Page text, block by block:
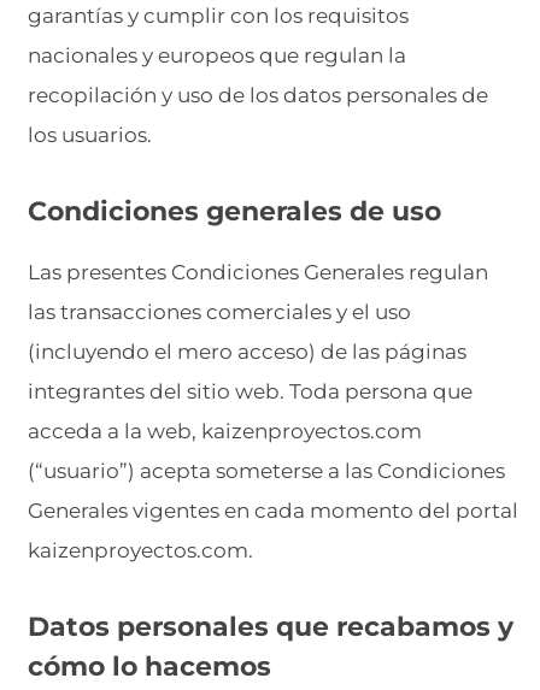
garantías y cumplir con los requisitos
nacionales y europeos que regulan la
recopilación y uso de los datos personales de
los usuarios.
Condiciones generales de uso
Las presentes Condiciones Generales regulan
las transacciones comerciales y el uso
(incluyendo el mero acceso) de las páginas
integrantes del sitio web. Toda persona que
acceda a la web, kaizenproyectos.com
(“usuario”) acepta someterse a las Condiciones
Generales vigentes en cada momento del portal
kaizenproyectos.com.
Datos personales que recabamos y
cómo lo hacemos